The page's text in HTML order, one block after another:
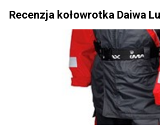
Recenzja kołowrotka Daiwa